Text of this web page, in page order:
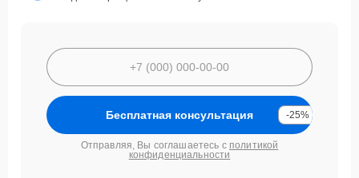
Бесплатная консультация -25%
Отправляя, Вы соглашаетесь с политикой
конфиденциальности